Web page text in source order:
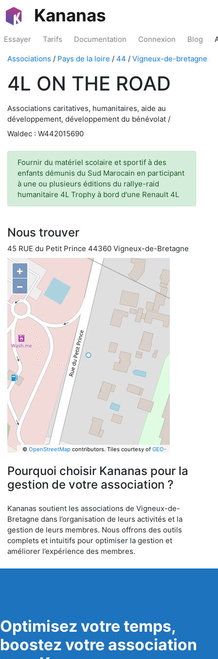
Kananas
Essayer Tarifs Documentation Connexion Blog
Associations / Pays de la loire / 44 / Vigneux-de-bretagne
4L ON THE ROAD
Associations caritatives, humanitaires, aide au
développement, développement du bénévolat /
Waldec : W442015690
Fournir du matériel scolaire et sportif à des
enfants démunis du Sud Marocain en participant
à une ou plusieurs éditions du rallye-raid
humanitaire 4L Trophy à bord d'une Renault 4L
Nous trouver
45 RUE du Petit Prince 44360 Vigneux-de-Bretagne
+
−
© OpenStreetMapcontributors. Tiles courtesy of GEO-
Pourquoi choisir Kananas pour la
gestion de votre association ?
Kananas soutient les associations de Vigneux-de-
Bretagne dans l’organisation de leurs activités et la
gestion de leurs membres. Nous offrons des outils
complets et intuitifs pour optimiser la gestion et
améliorer l’expérience des membres.
Optimisez votre temps,
boostez votre association